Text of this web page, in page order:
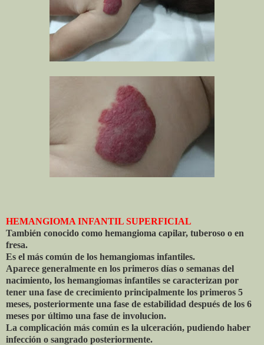
HEMANGIOMA INFANTIL SUPERFICIAL
También conocido como hemangioma capilar, tuberoso o en
fresa.
Es el más común de los hemangiomas infantiles.
Aparece generalmente en los primeros días o semanas del
nacimiento, los hemangiomas infantiles se caracterizan por
tener una fase de crecimiento principalmente los primeros 5
meses, posteriormente una fase de estabilidad después de los 6
meses por último una fase de involucion.
La complicación más común es la ulceración, pudiendo haber
infección o sangrado posteriormente.